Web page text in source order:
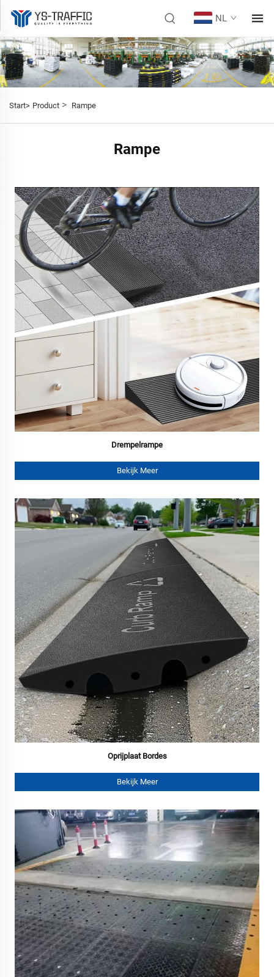
NL
Start> Product > Rampe
Rampe
Drempelrampe
Bekijk Meer
Oprijplaat Bordes
Bekijk Meer